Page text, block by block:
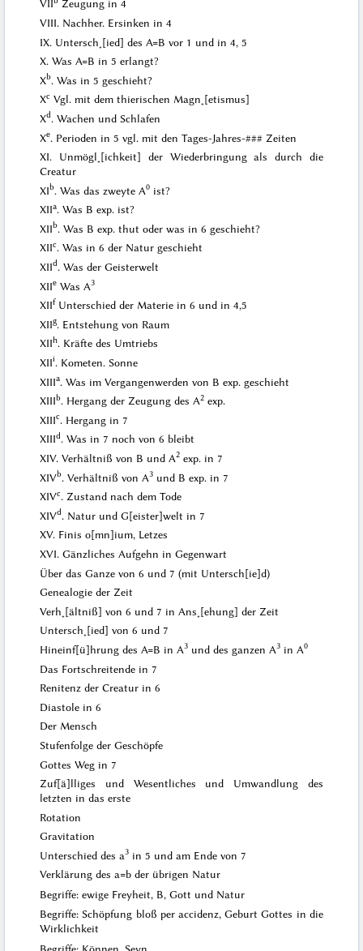
VII
Zeugung in 4
VIII. Nachher. Ersinken in 4
IX. Untersch˖[ied] des A=B vor 1 und in 4, 5
X. Was A=B in 5 erlangt?
Xb. Was in 5 geschieht?
Xc Vgl. mit dem thierischen Magn˖[etismus]
Xd. Wachen und Schlafen
Xe. Perioden in 5 vgl. mit den Tages-Jahres-### Zeiten
XI. Unmögl˖[ichkeit] der Wiederbringung als durch die
Creatur
XIb. Was das zweyte A0 ist?
XIIa. Was B exp. ist?
XIIb. Was B exp. thut oder was in 6 geschieht?
XIIc. Was in 6 der Natur geschieht
XIId. Was der Geisterwelt
XIIe Was A3
XIIfUnterschied der Materie in 6 und in 4,5
XIIg. Entstehung von Raum
XIIh. Kräfte des Umtriebs
XIIi. Kometen. Sonne
XIIIa. Was im Vergangenwerden von B exp. geschieht
XIIIb. Hergang der Zeugung des A2 exp.
XIIIc. Hergang in 7
XIIId. Was in 7 noch von 6 bleibt
XIV. Verhältniß von B und A2 exp. in 7
XIVb. Verhältniß von A3 und B exp. in 7
XIVc. Zustand nach dem Tode
XIVd. Natur und G[eister]welt in 7
XV. Finis o[mn]ium, Letzes
XVI. Gänzliches Aufgehn in Gegenwart
Über das Ganze von 6 und 7 (mit Untersch[ie]d)
Genealogie der Zeit
Verh˖[ältniß] von 6 und 7 in Ans˖[ehung] der Zeit
Untersch˖[ied] von 6 und 7
Hineinf[ü]hrung des A=B in A3 und des ganzen A3 in A0
Das Fortschreitende in 7
Renitenz der Creatur in 6
Diastole in 6
Der Mensch
Stufenfolge der Geschöpfe
Gottes Weg in 7
Zuf[ä]lliges und Wesentliches und Umwandlung des
letzten in das erste
Rotation
Gravitation
Unterschied des a3 in5 und am Ende von 7
Verklärung des a=b der übrigen Natur
Begriffe: ewige Freyheit, B, Gott und Natur
Begriffe: Schöpfung bloß per accidenz, Geburt Gottes in die
Wirklichkeit